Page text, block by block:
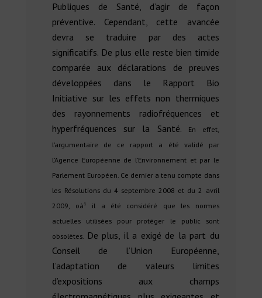
Publiques de Santé, d’agir de façon
préventive. Cependant, cette avancée
devra se traduire par des actes
significatifs. De plus elle reste bien timide
comparée aux déclarations de preuves
développées dans le Rapport Bio
Initiative sur les effets non thermiques
des rayonnements radiofréquences et
hyperfréquences sur la Santé.
En effet,
l’argumentaire de ce rapport a été validé par
l’Agence Européenne de l’Environnement et par le
Parlement Européen. Ce dernier a tenu compte dans
les Résolutions du 4 septembre 2008 et du 2 avril
2009, oà¹ il a été considéré que les normes
actuelles utilisées pour protéger le public sont
obsolètes. De plus, il a exigé de la part du
Conseil de l’Union Européenne,
l’adaptation de valeurs limites
d’expositions aux champs